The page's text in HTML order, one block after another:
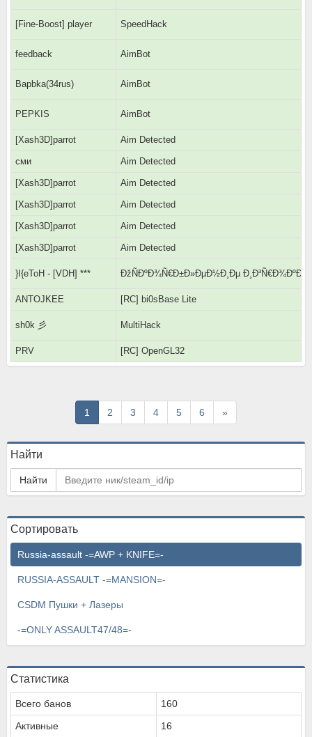
[Fine-Boost] plаyer SpeedHack
feedback AimBot
Bapbka(34rus) AimBot
PEPKIS AimBot
[Xash3D]parrot Aim Detected
сми Aim Detected
[Xash3D]parrot Aim Detected
[Xash3D]parrot Aim Detected
[Xash3D]parrot Aim Detected
[Xash3D]parrot Aim Detected
}I{eToH - [VDH] *** ÐžÑÐºÐ¾Ñ€Ð±Ð»ÐµÐ½Ð¸Ðµ
ANTOJKEE [RC] bi0sBase Lite
sh0k 彡 MultiHack
PRV [RC] OpenGL32
1 2 3 4 5 6 »Последняя
Найти
Найти
Сортировать
Russia-assault -=AWP + KNIFE=-
RUSSIA-ASSAULT -=MANSION=-
CSDM Пушки + Лазеры
-=ONLY ASSAULT47/48=-
Статистика
Всего банов
160
Активные
16